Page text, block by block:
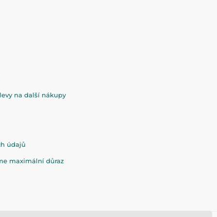
na další nákupy
údajů
maximální důraz